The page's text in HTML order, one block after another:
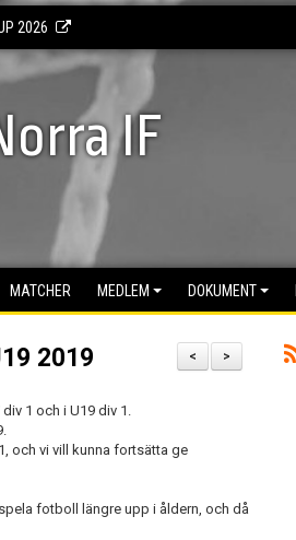
2026
IF
MATCHER MEDLEM DOKUMENT
>
<
2019
1 och i U19 div 1.
och vi vill kunna fortsätta ge
fotboll längre upp i åldern, och då